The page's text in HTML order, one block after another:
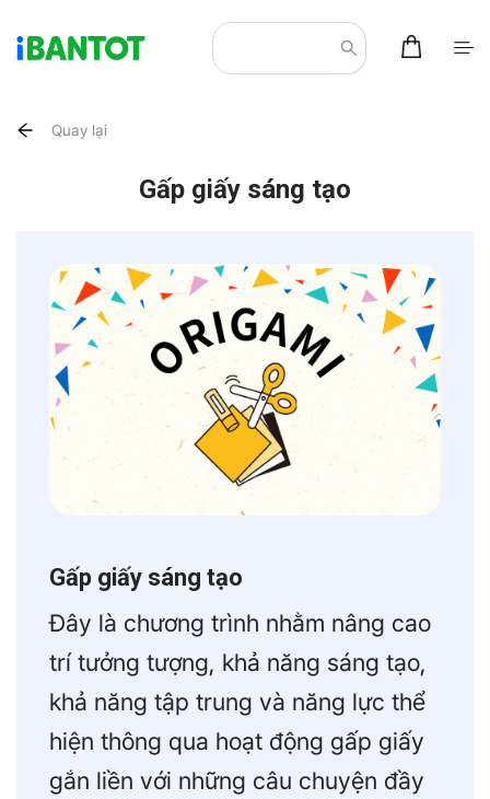
Quay lại
Gấp giấy sáng tạo
Gấp giấy sáng tạo
Đây là chương trình nhằm nâng cao
trí tưởng tượng, khả năng sáng tạo,
khả năng tập trung và năng lực thể
hiện thông qua hoạt động gấp giấy
gắn liền với những câu chuyện đầy